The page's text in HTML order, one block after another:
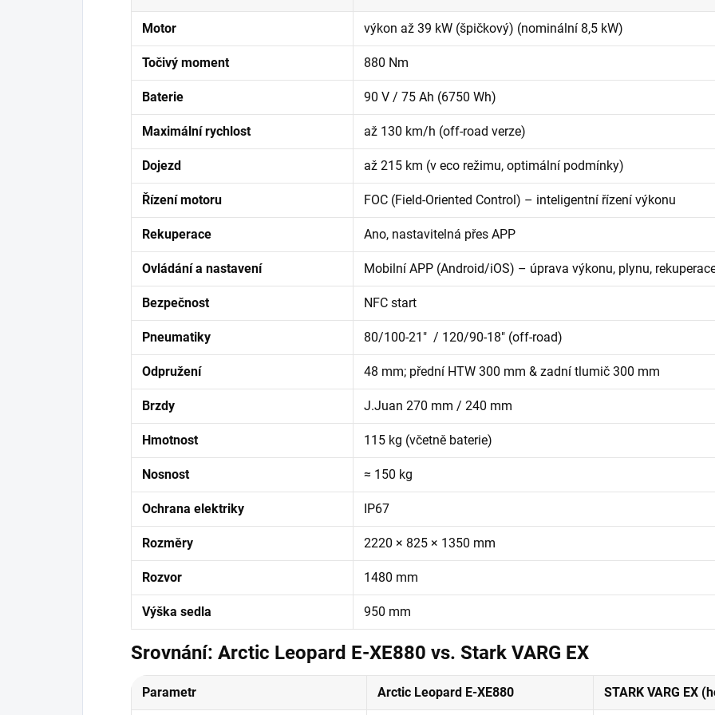
Motor výkon až 39 kW (špičkový) (nominální 8,5 kW)
Točivý moment 880 Nm
Baterie 90 V / 75 Ah (6750 Wh)
Maximální rychlost až 130 km/h (off-road verze)
Dojezd až 215 km (v eco režimu, optimální podmínky)
Řízení motoru FOC (Field-Oriented Control) – inteligentní řízení výkonu
Rekuperace Ano, nastavitelná přes APP
Ovládání a nastavení Mobilní APP (Android/iOS) – úprava výkonu, plynu,
Bezpečnost NFC start
Pneumatiky 80/100-21″ / 120/90-18″ (off-road)
Odpružení 48 mm; přední HTW 300 mm & zadní tlumič 300 mm
Brzdy J.Juan 270 mm / 240 mm
Hmotnost 115 kg (včetně baterie)
Nosnost ≈ 150 kg
Ochrana elektriky IP67
Rozměry 2220 × 825 × 1350 mm
Rozvor 1480 mm
Výška sedla 950 mm
Srovnání: Arctic Leopard E-XE880 vs. Stark VARG EX
Parametr Arctic Leopard E-XE880 STARK VARG EX